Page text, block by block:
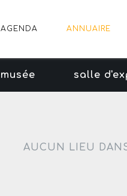
AGENDA ANNUAIRE
musée salle
AUCUN LIEU